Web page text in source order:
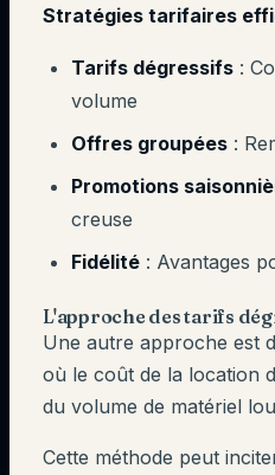
Stratégies tarifaires
Tarifs dégressifs :
volume
Offres groupées :
Promotions
creuse
Fidélité : Avantages
L'approche des tarifs
Une autre approche est
où le coût de la location
du volume de matériel
Cette méthode peut